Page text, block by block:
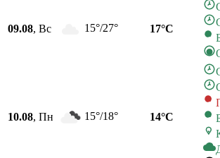
09.08, Вс 15°/27° 17°C
10.08, Пн 15°/18° 14°C